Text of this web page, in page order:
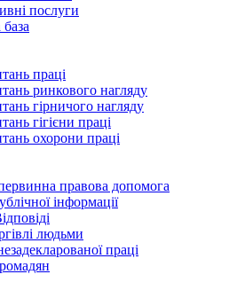
послуги
праці
ринкового нагляду
гірничого нагляду
гігієни праці
охорони праці
правова допомога
інформації
людьми
праці